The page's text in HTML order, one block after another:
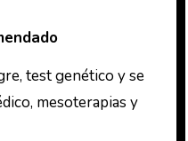
test genético y se
mesoterapias y